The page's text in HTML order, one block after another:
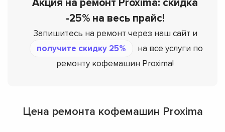
Акция на ремонт Proxima: скидка
-25% на весь прайс!
Запишитесь на ремонт через наш сайт и
получите скидку 25%
на все услуги по
ремонту кофемашин Proxima!
Цена ремонта кофемашин Proxima